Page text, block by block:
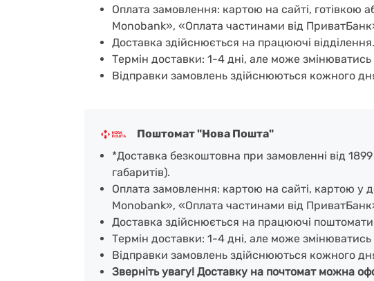
Оплата замовлення: картою на сайті, готівкою
Monobank», «Оплата частинами від
Доставка здійснюється на працюючі відділення.
Термін доставки: 1-4 дні, але може змінюватись
Відправки замовлень здійснюються кожного
Поштомат "Нова Пошта"
*Доставка безкоштовна при замовленні від
габаритів).
Оплата замовлення: картою на сайті, картою
Monobank», «Оплата частинами від
Доставка здійснюється на працюючі
Термін доставки: 1-4 дні, але може змінюватись
Відправки замовлень здійснюються кожного
Зверніть увагу! Доставку на почтомат можна